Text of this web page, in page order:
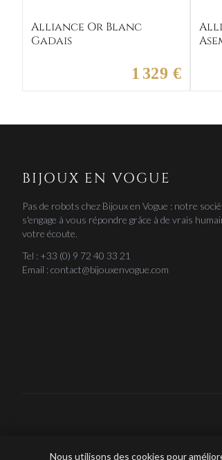
Alliance Or Blanc
Gadais
1 329 €
BIJOUX EN VOGUE
Pas de robots chez Bijoux en Vogue : notre
s'engage à vous répondre grâce à de vrais
votre écoute.
Tel : +33 (0) 9 72 40 33 21
Email : contact@bijouxenvogue.com
Nous utilisons des cookies pour